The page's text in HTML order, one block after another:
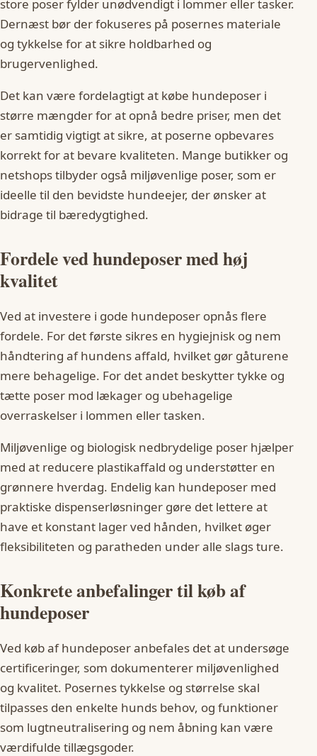
store poser fylder unødvendigt i lommer eller tasker.
Dernæst bør der fokuseres på posernes materiale
og tykkelse for at sikre holdbarhed og
brugervenlighed.
Det kan være fordelagtigt at købe hundeposer i
større mængder for at opnå bedre priser, men det
er samtidig vigtigt at sikre, at poserne opbevares
korrekt for at bevare kvaliteten. Mange butikker og
netshops tilbyder også miljøvenlige poser, som er
ideelle til den bevidste hundeejer, der ønsker at
bidrage til bæredygtighed.
Fordele ved hundeposer med høj
kvalitet
Ved at investere i gode hundeposer opnås flere
fordele. For det første sikres en hygiejnisk og nem
håndtering af hundens affald, hvilket gør gåturene
mere behagelige. For det andet beskytter tykke og
tætte poser mod lækager og ubehagelige
overraskelser i lommen eller tasken.
Miljøvenlige og biologisk nedbrydelige poser hjælper
med at reducere plastikaffald og understøtter en
grønnere hverdag. Endelig kan hundeposer med
praktiske dispenserløsninger gøre det lettere at
have et konstant lager ved hånden, hvilket øger
fleksibiliteten og paratheden under alle slags ture.
Konkrete anbefalinger til køb af
hundeposer
Ved køb af hundeposer anbefales det at undersøge
certificeringer, som dokumenterer miljøvenlighed
og kvalitet. Posernes tykkelse og størrelse skal
tilpasses den enkelte hunds behov, og funktioner
som lugtneutralisering og nem åbning kan være
værdifulde tillægsgoder.